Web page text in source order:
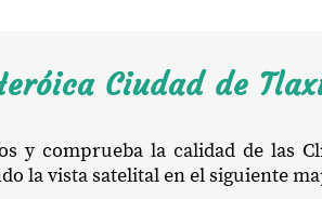
Ciudad de
y comprueba la calidad de las
la vista satelital en el siguiente